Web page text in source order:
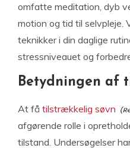
omfatte meditation, dyb
motion og tid til selvpleje.
teknikker i din daglige
stressniveauet og
Betydningen af
At få tilstrækkelig søvn
afgørende rolle i
tilstand. Undersøgelser